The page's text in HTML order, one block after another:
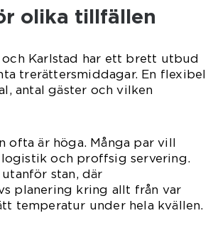
olika tillfällen
Karlstad har ett brett utbud
trerättersmiddagar. En flexibel
antal gäster och vilken
ofta är höga. Många par vill
och proffsig servering.
stan, där
planering kring allt från var
temperatur under hela kvällen.